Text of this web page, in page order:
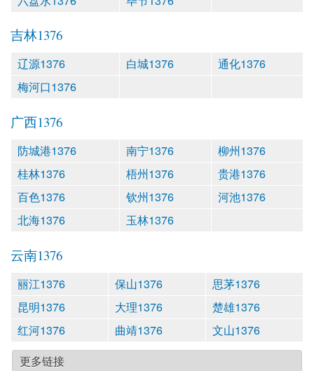
吉林1376
辽源1376 白城1376
通化1376
梅河口1376
广西1376
防城港1376 南宁1376
柳州1376
桂林1376
梧州1376
贵港1376
百色1376
钦州1376
河池1376
北海1376
玉林1376
云南1376
丽江1376 保山1376
思茅1376
昆明1376
大理1376
楚雄1376
红河1376
曲靖1376 文山1376
更多链接